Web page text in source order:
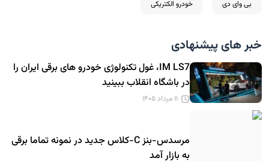
بی وای دی خودرو الکتریکی
خبر های پیشنهادی
IM LS7، غول تکنولوژی خودرو های برقی ایران را
در باشگاه انقلاب ببینید
۱۱ مرداد ۱۴۰۵
مرسدس-بنز C-کلاس جدید در نمونه تماما برقی
به بازار آمد